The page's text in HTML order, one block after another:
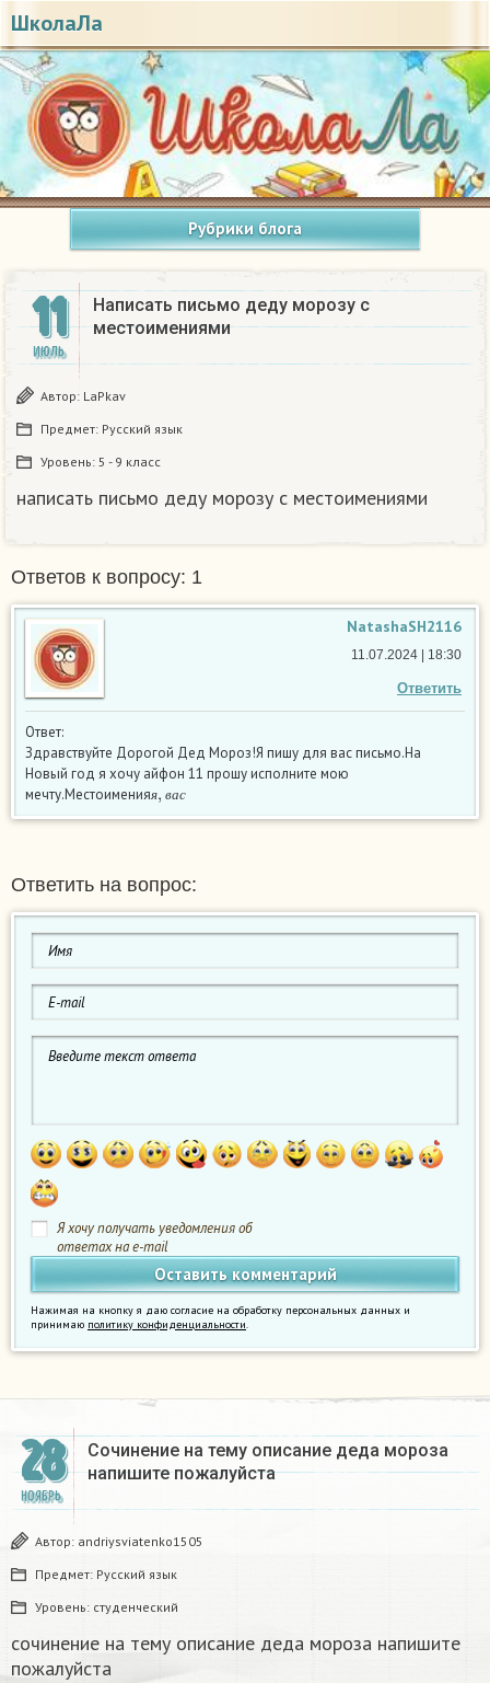
ШколаЛа
Рубрики блога
11
ИЮЛЬ
Написать письмо деду морозу с
местоимениями
Автор: LaPkav
Предмет: Русский язык
Уровень: 5 - 9 класс
написать письмо деду морозу с местоимениями
Ответов к вопросу: 1
NatashaSH2116
Ответить
11.07.2024 | 18:30
Ответ:
Здравствуйте Дорогой Дед Мороз!Я пишу для вас письмо.На
Новый год я хочу айфон 11 прошу исполните мою
мечту.Местоимения
я,вас
Ответить на вопрос:
Я хочу получать уведомления об
ответах на e-mail
Нажимая на кнопку я даю согласие на обработку персональных данных и
принимаю политику конфиденциальности.
28
НОЯБРЬ
Сочинение на тему описание деда мороза
напишите пожалуйста
Автор: andriysviatenko1505
Предмет: Русский язык
Уровень: студенческий
сочинение на тему описание деда мороза напишите
пожалуйста